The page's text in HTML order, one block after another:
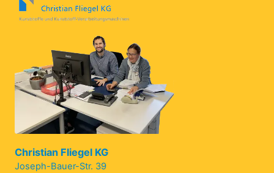
Christian Fliegel KG
Joseph-Bauer-Str. 39